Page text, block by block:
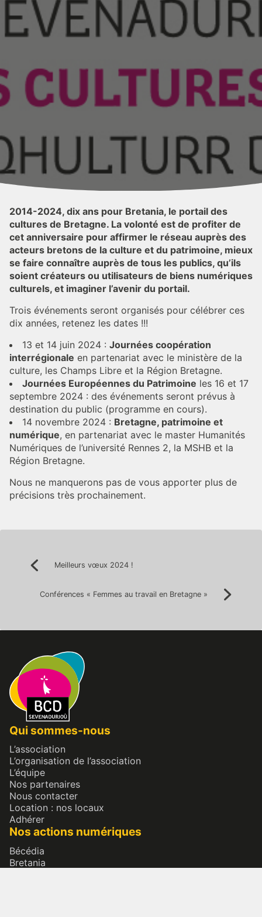
2014-2024, dix ans pour Bretania, le portail des
cultures de Bretagne. La volonté est de profiter de
cet anniversaire pour affirmer le réseau auprès des
acteurs bretons de la culture et du patrimoine, mieux
se faire connaître auprès de tous les publics, qu’ils
soient créateurs ou utilisateurs de biens numériques
culturels, et imaginer l’avenir du portail.
Trois événements seront organisés pour célébrer ces
dix années, retenez les dates !!!
13 et 14 juin 2024 : Journées coopération
interrégionale en partenariat avec le ministère de la
culture, les Champs Libre et la Région Bretagne.
Journées Européennes du Patrimoine les 16 et 17
septembre 2024 : des événements seront prévus à
destination du public (programme en cours).
14 novembre 2024 : Bretagne, patrimoine et
numérique, en partenariat avec le master Humanités
Numériques de l’université Rennes 2, la MSHB et la
Région Bretagne.
Nous ne manquerons pas de vous apporter plus de
précisions très prochainement.
Navigation
de
l’article
Précédent:Meilleurs vœux 2024 !
Conférences « Femmes au travail en Bretagne »
Qui sommes-nous
L’association
L’organisation de l’association
L’équipe
Nos partenaires
Nous contacter
Location : nos locaux
Adhérer
Nos actions numériques
Bécédia
Bretania